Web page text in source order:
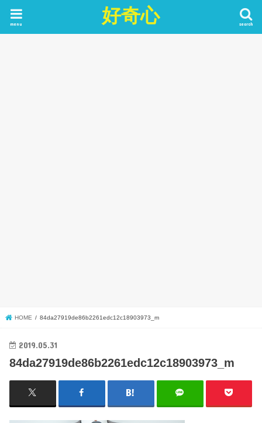
好奇心 search
menu
HOME 84da27919de86b2261edc12c18903973_m
2019.05.31
84da27919de86b2261edc12c18903973_m